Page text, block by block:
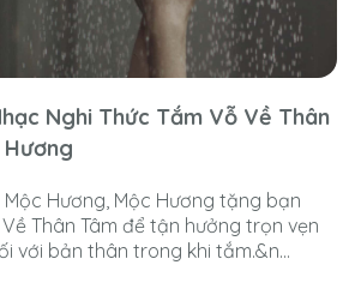
Nghi Thức Tắm Vỗ Về Thân
Hương, Mộc Hương tặng bạn
Thân Tâm để tận hưởng trọn vẹn
với bản thân trong khi tắm.&n...